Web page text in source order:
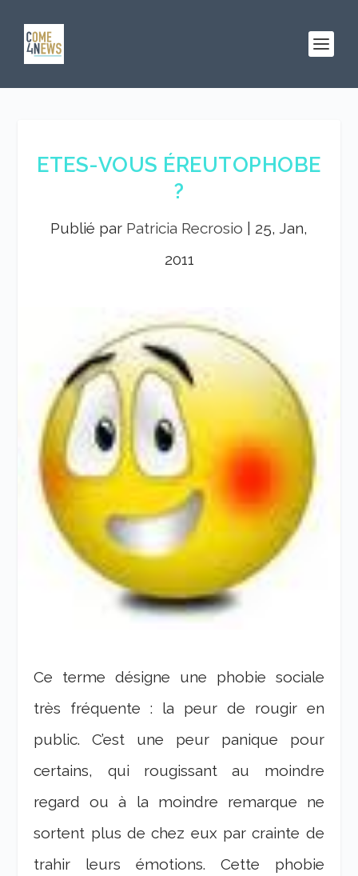
ETES-VOUS ÉREUTOPHOBE
?
Publié par Patricia Recrosio
25, Jan,
2011
Ce terme désigne une phobie sociale
très fréquente : la peur de rougir en
public. C’est une peur panique pour
certains, qui rougissant au moindre
regard ou à la moindre remarque ne
sortent plus de chez eux par crainte de
trahir leurs émotions. Cette phobie